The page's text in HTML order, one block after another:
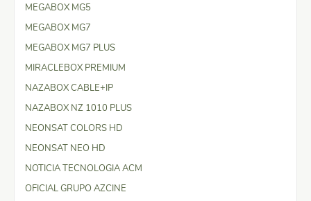
MEGABOX MG5
MEGABOX MG7
MEGABOX MG7 PLUS
MIRACLEBOX PREMIUM
NAZABOX CABLE+IP
NAZABOX NZ 1010 PLUS
NEONSAT COLORS HD
NEONSAT NEO HD
NOTICIA TECNOLOGIA ACM
OFICIAL GRUPO AZCINE